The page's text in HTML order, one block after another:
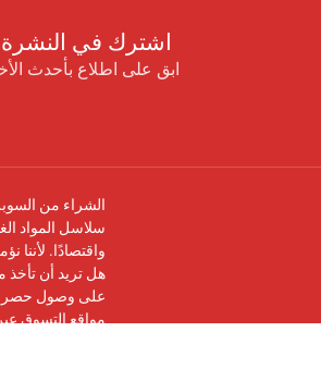
اشترك في النشرة
ابق على اطلاع بأحدث
الشراء من
سلاسل المواد
واقتصادًا. لأننا
هل تريد أن تأخذ
على وصول حصري
مواقع التسوق